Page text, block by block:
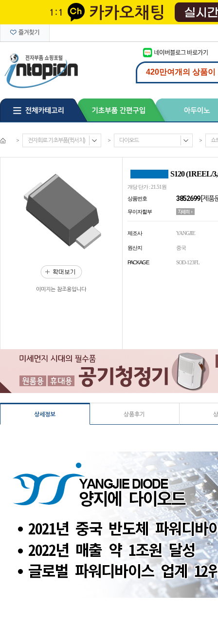
> 전자회로 기초부품(퀵서치) > 다이오드 > 쇼
이미지는 참조용입니다
S120 (1REEL/
개당 단가 : 21.51원
상품번호
3852699[제품
무이자할부
제조사 YANGJIE
원산지 중국
PACKAGE SOD-123FL
상세정보 상품후기